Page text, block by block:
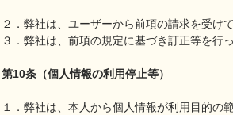
２．弊社は、ユーザーから前項の請求を受け
３．弊社は、前項の規定に基づき訂正等を行
第10条（個人情報の利用停止等）
１．弊社は、本人から個人情報が利用目的の